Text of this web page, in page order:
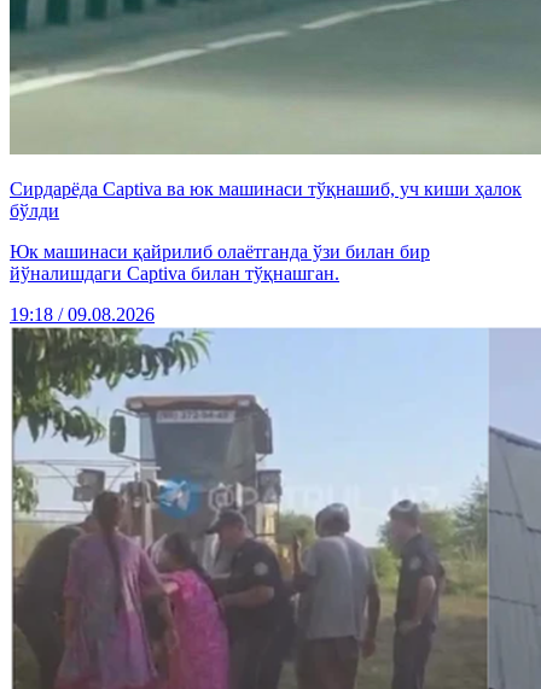
Сирдарёда Captiva ва юк машинаси тўқнашиб, уч киши ҳалок
бўлди
Юк машинаси қайрилиб олаётганда ўзи билан бир
йўналишдаги Captiva билан тўқнашган.
19:18 / 09.08.2026